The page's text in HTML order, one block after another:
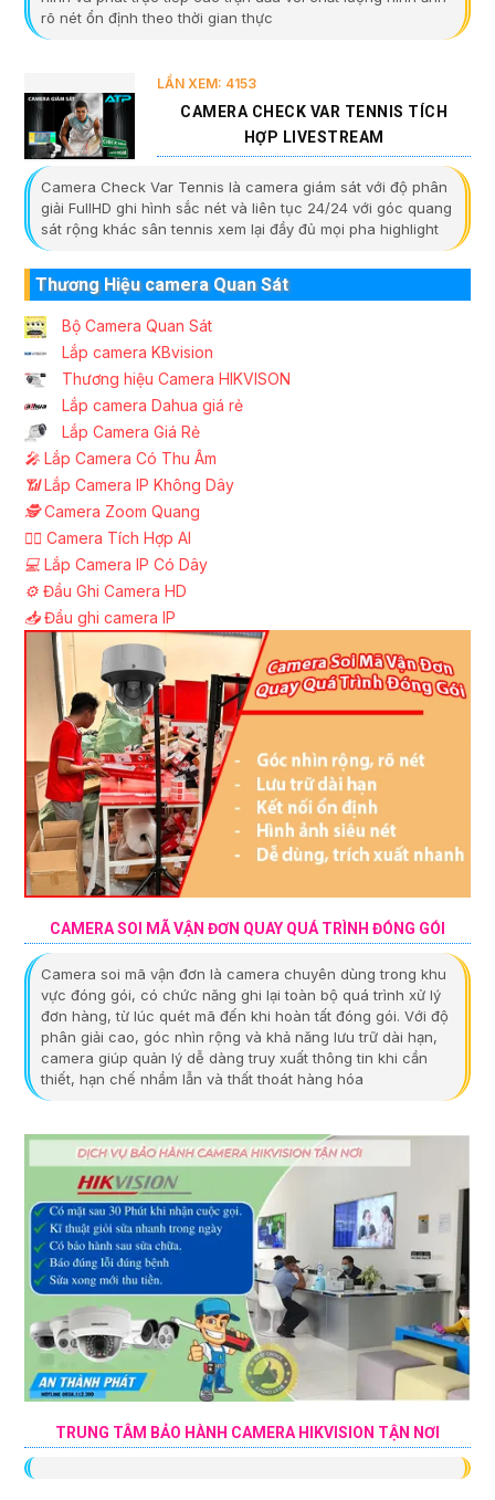
rõ nét ổn định theo thời gian thực
LẦN XEM: 4153
CAMERA CHECK VAR TENNIS TÍCH
HỢP LIVESTREAM
Camera Check Var Tennis là camera giám sát với độ phân
giải FullHD ghi hình sắc nét và liên tục 24/24 với góc quang
sát rộng khác sân tennis xem lại đầy đủ mọi pha highlight
Thương Hiệu camera Quan Sát
Bộ Camera Quan Sát
Lắp camera KBvision
Thương hiệu Camera HIKVISON
Lắp camera Dahua giá rẻ
Lắp Camera Giá Rẻ
️🎤️ Lắp Camera Có Thu Âm
📶Lắp Camera IP Không Dây
🕵️Camera Zoom Quang
🧛‍♀️ Camera Tích Hợp AI
💻 Lắp Camera IP Có Dây
⚙️ Đầu Ghi Camera HD
📥Đầu ghi camera IP
CAMERA SOI MÃ VẬN ĐƠN QUAY QUÁ TRÌNH ĐÓNG GÓI
Camera soi mã vận đơn là camera chuyên dùng trong khu
vực đóng gói, có chức năng ghi lại toàn bộ quá trình xử lý
đơn hàng, từ lúc quét mã đến khi hoàn tất đóng gói. Với độ
phân giải cao, góc nhìn rộng và khả năng lưu trữ dài hạn,
camera giúp quản lý dễ dàng truy xuất thông tin khi cần
thiết, hạn chế nhầm lẫn và thất thoát hàng hóa
TRUNG TÂM BẢO HÀNH CAMERA HIKVISION TẬN NƠI